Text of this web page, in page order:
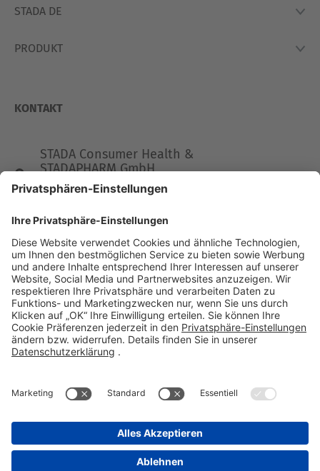
STADA DE
Lexikon
PRODUKT
KONTAKT
STADA Consumer Health &
STADAPHARM GmbH
Stadastraße 2-18
61118 Bad Vilbel
Telefon 06101 603-0
Fax 06101 603-259
info@stada.de
Kontakt
Compliance Reporting Portal ⧉
FOLGEN SIE UNS